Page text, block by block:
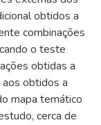
obtidos a
combinações
o teste
obtidas a
obtidos a
mapa temático
cerca de